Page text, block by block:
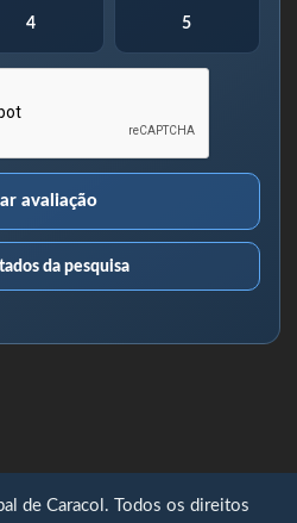
4 5
avaliação
da pesquisa
de Caracol. Todos os direitos